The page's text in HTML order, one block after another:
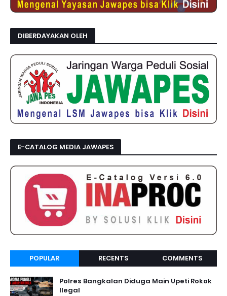
DIBERDAYAKAN OLEH
E-CATALOG MEDIA JAWAPES
POPULAR RECENTS COMMENTS
Polres Bangkalan Diduga Main Upeti Rokok
Ilegal